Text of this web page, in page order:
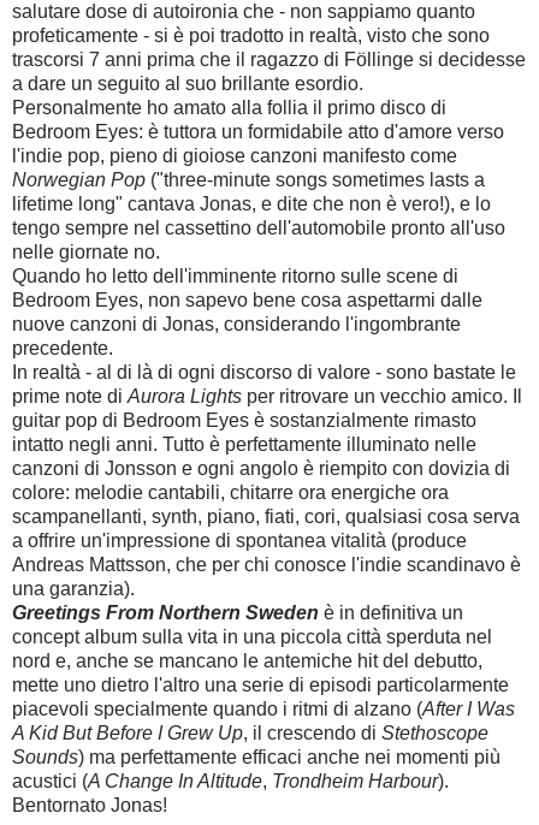
salutare dose di autoironia che - non sappiamo quanto
profeticamente - si è poi tradotto in realtà, visto che sono
trascorsi 7 anni prima che il ragazzo di Föllinge si decidesse
a dare un seguito al suo brillante esordio.
Personalmente ho amato alla follia il primo disco di
Bedroom Eyes: è tuttora un formidabile atto d'amore verso
l'indie pop, pieno di gioiose canzoni manifesto come
Norwegian Pop ("three-minute songs sometimes lasts a
lifetime long" cantava Jonas, e dite che non è vero!), e lo
tengo sempre nel cassettino dell'automobile pronto all'uso
nelle giornate no.
Quando ho letto dell'imminente ritorno sulle scene di
Bedroom Eyes, non sapevo bene cosa aspettarmi dalle
nuove canzoni di Jonas, considerando l'ingombrante
precedente.
In realtà - al di là di ogni discorso di valore - sono bastate le
prime note di Aurora Lights per ritrovare un vecchio amico. Il
guitar pop di Bedroom Eyes è sostanzialmente rimasto
intatto negli anni. Tutto è perfettamente illuminato nelle
canzoni di Jonsson e ogni angolo è riempito con dovizia di
colore: melodie cantabili, chitarre ora energiche ora
scampanellanti, synth, piano, fiati, cori, qualsiasi cosa serva
a offrire un'impressione di spontanea vitalità (produce
Andreas Mattsson, che per chi conosce l'indie scandinavo è
una garanzia).
Greetings From Northern Sweden è in definitiva un
concept album sulla vita in una piccola città sperduta nel
nord e, anche se mancano le antemiche hit del debutto,
mette uno dietro l'altro una serie di episodi particolarmente
piacevoli specialmente quando i ritmi di alzano (After I Was
A Kid But Before I Grew Up, il crescendo di Stethoscope
Sounds) ma perfettamente efficaci anche nei momenti più
acustici (A Change In Altitude, Trondheim Harbour).
Bentornato Jonas!